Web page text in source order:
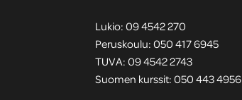
Lukio: 09 4542 270
Peruskoulu: 050 417 6945
TUVA: 09 4542 2743
Suomen kurssit: 050 443 4956